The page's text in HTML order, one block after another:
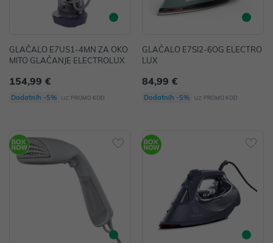
GLAČALO E7US1-4MN ZA OKO
MITO GLAČANJE ELECTROLUX
154,99 €
Dodatnih -5% uz PROMO KOD
GLAČALO E7SI2-6OG ELECTRO
LUX
84,99 €
Dodatnih -5% uz PROMO KOD